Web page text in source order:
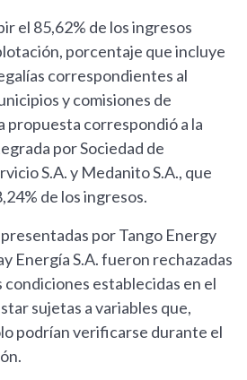
el 85,62% de los ingresos
porcentaje que incluye
correspondientes al
y comisiones de
propuesta correspondió a la
por Sociedad de
S.A. y Medanito S.A., que
de los ingresos.
por Tango Energy
Energía S.A. fueron rechazadas
condiciones establecidas en el
sujetas a variables que,
podrían verificarse durante el